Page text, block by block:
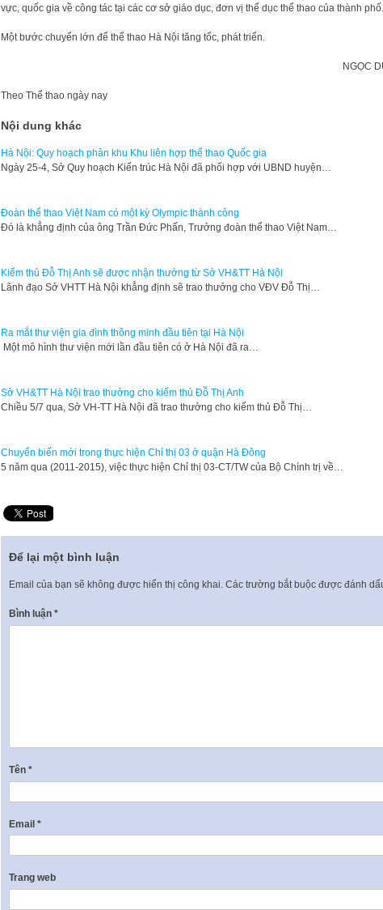
vực, quốc gia về công tác tại các cơ sở giáo dục, đơn vị thể dục thể thao của thành phố.
Một bước chuyển lớn để thể thao Hà Nội tăng tốc, phát triển.
NGỌC
Theo Thể thao ngày nay
Nội dung khác
Hà Nội: Quy hoạch phân khu Khu liên hợp thể thao Quốc gia
​Ngày 25-4, Sở Quy hoạch Kiến trúc Hà Nội đã phối hợp với UBND huyện…
Đoàn thể thao Việt Nam có một kỳ Olympic thành công
Đó là khẳng định của ông Trần Đức Phấn, Trưởng đoàn thể thao Việt Nam…
Kiếm thủ Đỗ Thị Anh sẽ được nhận thưởng từ Sở VH&TT Hà Nội
Lãnh đạo Sở VHTT Hà Nội khẳng định sẽ trao thưởng cho VĐV Đỗ Thị…
Ra mắt thư viện gia đình thông minh đầu tiên tại Hà Nội
​ Một mô hình thư viện mới lần đầu tiên có ở Hà Nội đã ra…
Sở VH&TT Hà Nội trao thưởng cho kiếm thủ Đỗ Thị Anh
Chiều 5/7 qua, Sở VH-TT Hà Nội đã trao thưởng cho kiếm thủ Đỗ Thị…
Chuyển biến mới trong thực hiện Chỉ thị 03 ở quận Hà Đông
5 năm qua (2011-2015), việc thực hiện Chỉ thị 03-CT/TW của Bộ Chính trị về…
Để lại một bình luận
Email của bạn sẽ không được hiển thị công khai. Các trường bắt buộc được đánh
Bình luận *
Tên *
Email *
Trang web